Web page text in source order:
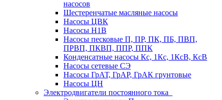
насосов
Шестеренчатые масляные насосы
Насосы ЦВК
Насосы Н1В
Насосы песковые П, ПР, ПК, ПБ, ПВП,
ПРВП, ПКВП, ППР, ППК
Конденсатные насосы Кс, 1Кс, 1КсВ, КсВ
Насосы сетевые СЭ
Насосы ГрАТ, ГрАР, ГрАК грунтовые
Насосы ЦН
Электродвигатели постоянного тока